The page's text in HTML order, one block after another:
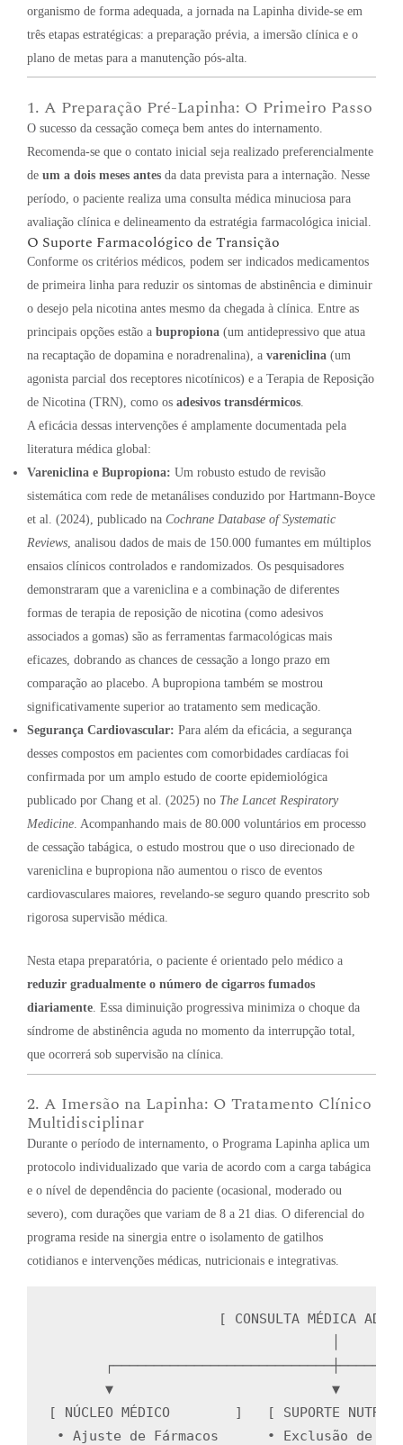
organismo de forma adequada, a jornada na Lapinha divide-se em
três etapas estratégicas: a preparação prévia, a imersão clínica e o
plano de metas para a manutenção pós-alta.
1. A Preparação Pré-Lapinha: O Primeiro Passo
O sucesso da cessação começa bem antes do internamento.
Recomenda-se que o contato inicial seja realizado preferencialmente
de um a dois meses antes da data prevista para a internação. Nesse
período, o paciente realiza uma consulta médica minuciosa para
avaliação clínica e delineamento da estratégia farmacológica inicial.
O Suporte Farmacológico de Transição
Conforme os critérios médicos, podem ser indicados medicamentos
de primeira linha para reduzir os sintomas de abstinência e diminuir
o desejo pela nicotina antes mesmo da chegada à clínica. Entre as
principais opções estão a bupropiona (um antidepressivo que atua
na recaptação de dopamina e noradrenalina), a vareniclina (um
agonista parcial dos receptores nicotínicos) e a Terapia de Reposição
de Nicotina (TRN), como os adesivos transdérmicos
A eficácia dessas intervenções é amplamente documentada pela
literatura médica global:
Vareniclina e Bupropiona: Um robusto estudo de revisão
sistemática com rede de metanálises conduzido por Hartmann-Boyce
et al. (2024), publicado na Cochrane Database of Systematic
Reviews , analisou dados de mais de 150.000 fumantes em múltiplos
ensaios clínicos controlados e randomizados. Os pesquisadores
demonstraram que a vareniclina e a combinação de diferentes
formas de terapia de reposição de nicotina (como adesivos
associados a gomas) são as ferramentas farmacológicas mais
eficazes, dobrando as chances de cessação a longo prazo em
comparação ao placebo. A bupropiona também se mostrou
significativamente superior ao tratamento sem medicação.
Segurança Cardiovascular: Para além da eficácia, a segurança
desses compostos em pacientes com comorbidades cardíacas foi
confirmada por um amplo estudo de coorte epidemiológica
publicado por Chang et al. (2025) no The Lancet Respiratory
Medicine . Acompanhando mais de 80.000 voluntários em processo
de cessação tabágica, o estudo mostrou que o uso direcionado de
vareniclina e bupropiona não aumentou o risco de eventos
cardiovasculares maiores, revelando-se seguro quando prescrito sob
rigorosa supervisão médica.
Nesta etapa preparatória, o paciente é orientado pelo médico a
reduzir gradualmente o número de cigarros fumados
diariamente. Essa diminuição progressiva minimiza o choque da
síndrome de abstinência aguda no momento da interrupção total,
que ocorrerá sob supervisão na clínica.
2. A Imersão na Lapinha: O Tratamento Clínico
Multidisciplinar
Durante o período de internamento, o Programa Lapinha aplica um
protocolo individualizado que varia de acordo com a carga tabágica
e o nível de dependência do paciente (ocasional, moderado ou
severo), com durações que variam de 8 a 21 dias. O diferencial do
programa reside na sinergia entre o isolamento de gatilhos
cotidianos e intervenções médicas, nutricionais e integrativas.
[ CONSULTA MÉDICA
▼                           ▼
[ NÚCLEO MÉDICO        ]   [ SUPORTE
∙ Ajuste de Fármacos      ∙ Exclusão de